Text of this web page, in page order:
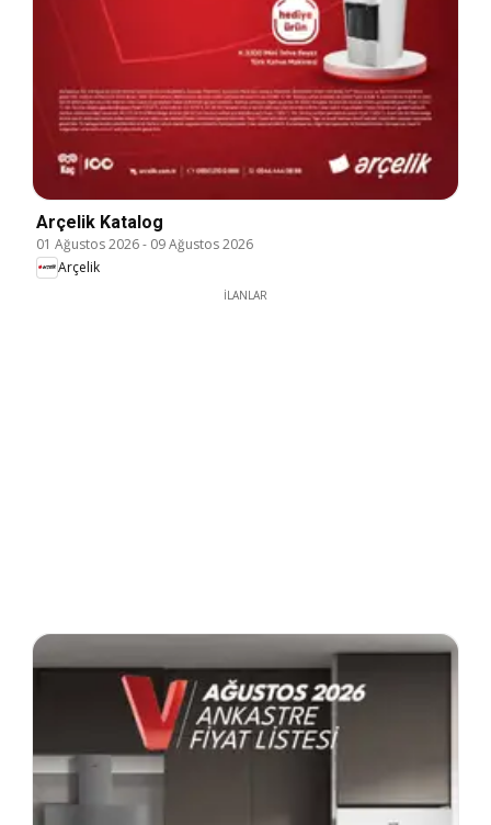
Arçelik Katalog
01 Ağustos 2026- 09 Ağustos 2026
Arçelik
İLANLAR